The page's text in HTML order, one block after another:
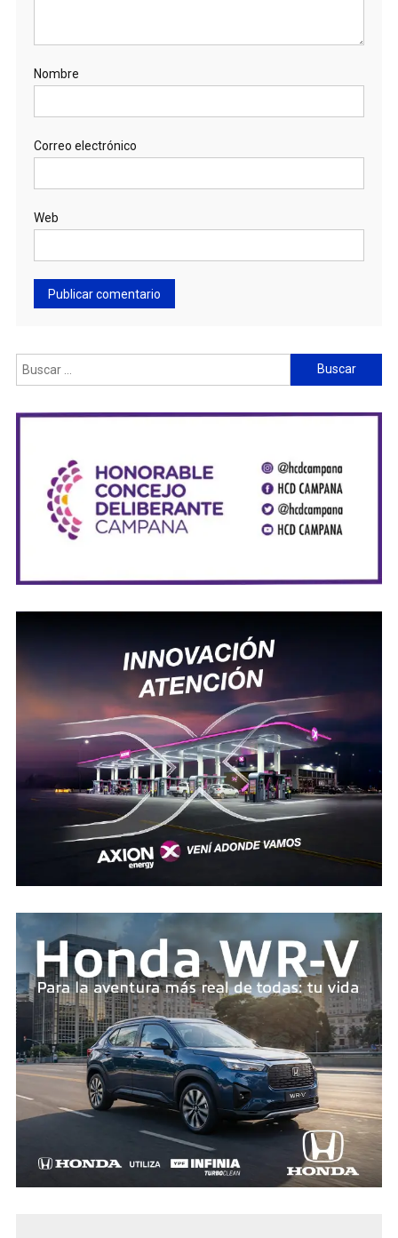
Nombre
Correo electrónico
Web
Buscar: